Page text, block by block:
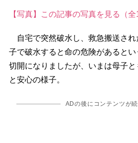
【写真】この記事の写真を見る（全
自宅で突然破水し、救急搬送され
子で破水すると命の危険があると
切開になりましたが、いまは母子
と安心の様子。
ADの後にコンテンツが